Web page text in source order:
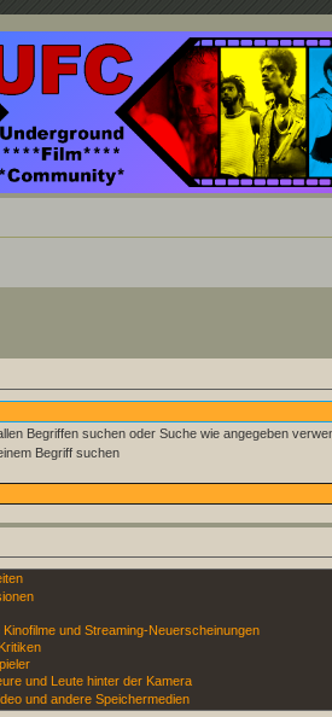
jenseits des Mainstreams.
Begriffen suchen oder Suche wie angegeben
Begriff suchen